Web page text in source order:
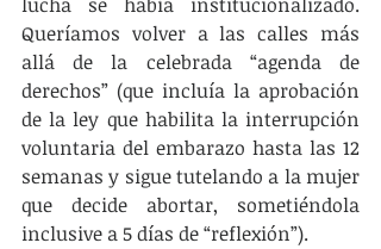
Queríamos volver a las calles más
allá de la celebrada “agenda de
derechos” (que incluía la aprobación
de la ley que habilita la interrupción
voluntaria del embarazo hasta las 12
semanas y sigue tutelando a la mujer
que decide abortar, sometiéndola
inclusive a 5 días de “reflexión”).